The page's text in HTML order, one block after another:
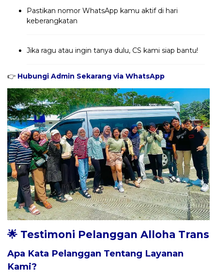
Pastikan nomor WhatsApp kamu aktif di hari
keberangkatan
Jika ragu atau ingin tanya dulu, CS kami siap bantu!
👉 Hubungi Admin Sekarang via WhatsApp
🌟 Testimoni Pelanggan Alloha Trans
Apa Kata Pelanggan Tentang Layanan
Kami?